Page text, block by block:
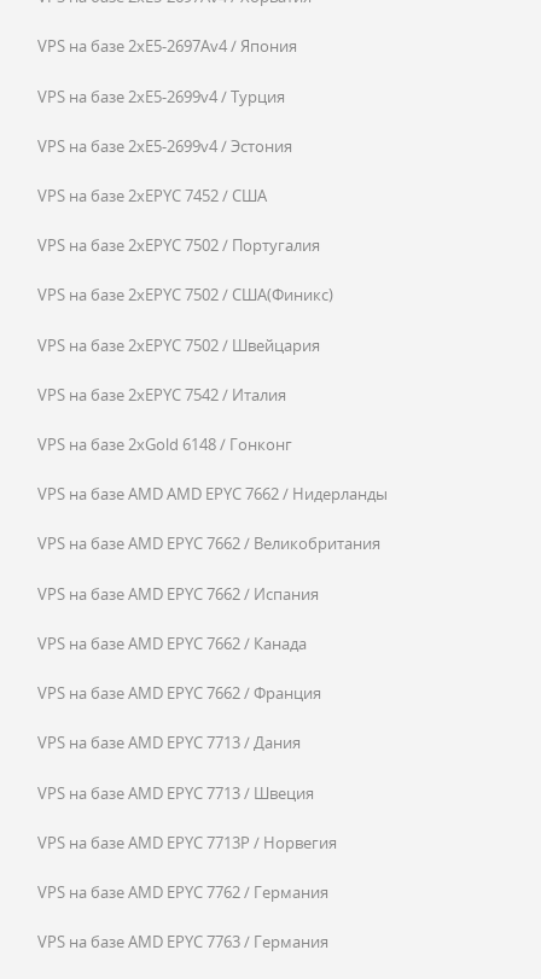
VPS на базе 2xE5-2697Av4 / Япония
VPS на базе 2xE5-2699v4 / Турция
VPS на базе 2xE5-2699v4 / Эстония
VPS на базе 2xEPYC 7452 / США
VPS на базе 2xEPYC 7502 / Португалия
VPS на базе 2xEPYC 7502 / США(Финикс)
VPS на базе 2xEPYC 7502 / Швейцария
VPS на базе 2xEPYC 7542 / Италия
VPS на базе 2xGold 6148 / Гонконг
VPS на базе AMD AMD EPYC 7662 / Нидерланды
VPS на базе AMD EPYC 7662 / Великобритания
VPS на базе AMD EPYC 7662 / Испания
VPS на базе AMD EPYC 7662 / Канада
VPS на базе AMD EPYC 7662 / Франция
VPS на базе AMD EPYC 7713 / Дания
VPS на базе AMD EPYC 7713 / Швеция
VPS на базе AMD EPYC 7713P / Норвегия
VPS на базе AMD EPYC 7762 / Германия
VPS на базе AMD EPYC 7763 / Германия